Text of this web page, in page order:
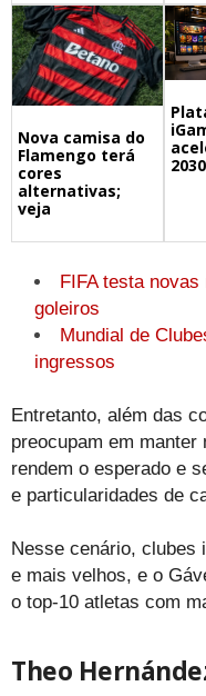
Nova camisa do
Flamengo terá
cores
alternativas;
veja
2030
FIFA testa
goleiros
Mundial de
ingressos
Entretanto, além das
preocupam em manter
rendem o esperado e
e particularidades de
Nesse cenário, clubes
e mais velhos, e o
o top-10 atletas com
Theo